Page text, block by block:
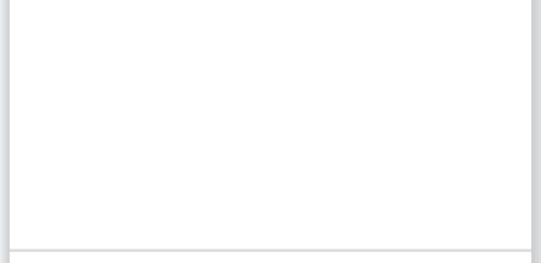
MASTERCOURSE